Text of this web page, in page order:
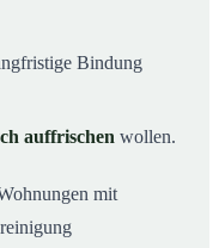
Bindung
auffrischen wollen.
mit